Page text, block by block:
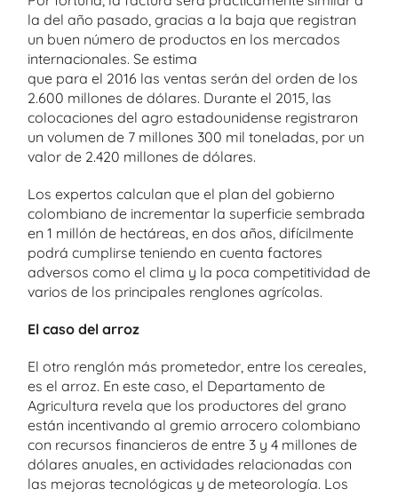
la del año pasado, gracias a la baja que registran
un buen número de productos en los mercados
internacionales. Se estima
que para el 2016 las ventas serán del orden de los
2.600 millones de dólares. Durante el 2015, las
colocaciones del agro estadounidense registraron
un volumen de 7 millones 300 mil toneladas, por un
valor de 2.420 millones de dólares.
Los expertos calculan que el plan del gobierno
colombiano de incrementar la superficie sembrada
en 1 millón de hectáreas, en dos años, difícilmente
podrá cumplirse teniendo en cuenta factores
adversos como el clima y la poca competitividad de
varios de los principales renglones agrícolas.
El caso del arroz
El otro renglón más prometedor, entre los cereales,
es el arroz. En este caso, el Departamento de
Agricultura revela que los productores del grano
están incentivando al gremio arrocero colombiano
con recursos financieros de entre 3 y 4 millones de
dólares anuales, en actividades relacionadas con
las mejoras tecnológicas y de meteorología. Los